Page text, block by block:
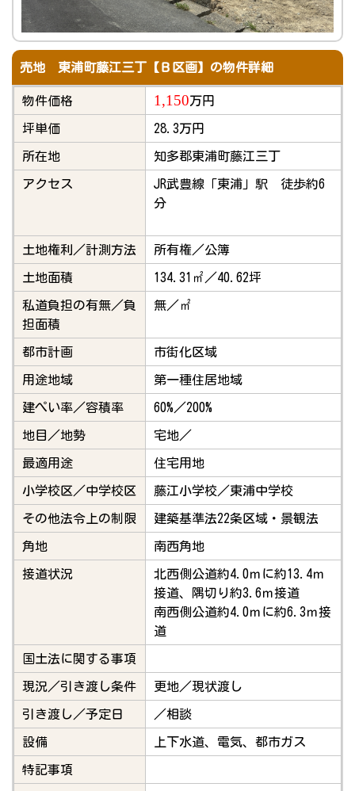
売地 東浦町藤江三丁【Ｂ区画】の物件詳細
物件価格 1,150万円
坪単価 28.3万円
所在地 知多郡東浦町藤江三丁
アクセス
JR武豊線「東浦」駅 徒歩約6
分
土地権利／計測方法 所有権／公簿
土地面積 134.31㎡／40.62坪
私道負担の有無／負
担面積
無／㎡
都市計画 市街化区域
用途地域 第一種住居地域
建ぺい率／容積率 60%／200%
地目／地勢 宅地／
最適用途 住宅用地
小学校区／中学校区 藤江小学校／東浦中学校
その他法令上の制限 建築基準法22条区域・景観法
角地 南西角地
接道状況
北西側公道約4.0ｍに約13.4ｍ
接道、隅切り約3.6ｍ接道
南西側公道約4.0ｍに約6.3ｍ接
道
国土法に関する事項
現況／引き渡し条件 更地／現状渡し
引き渡し／予定日 ／相談
設備 上下水道、電気、都市ガス
特記事項